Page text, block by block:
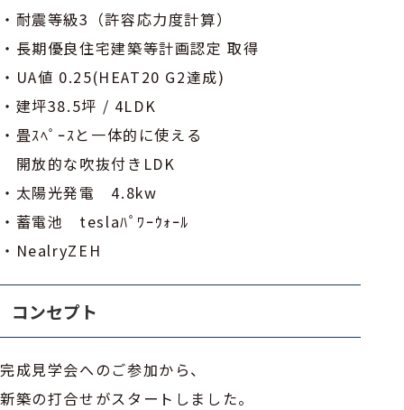
・耐震等級3（許容応力度計算）
・長期優良住宅建築等計画認定 取得
・UA値 0.25(HEAT20 G2達成)
・建坪38.5坪 / 4LDK
・畳ｽﾍﾟｰｽと一体的に使える
開放的な吹抜付きLDK
・太陽光発電 4.8kw
・蓄電池 teslaﾊﾟﾜｰｳｫｰﾙ
・NealryZEH
コンセプト
完成見学会へのご参加から、
新築の打合せがスタートしました。